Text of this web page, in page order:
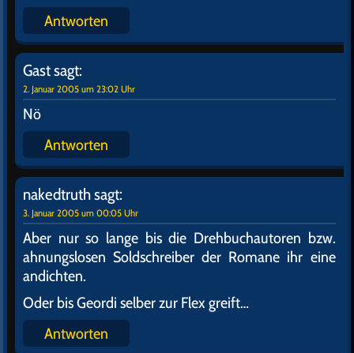
Antworten
Gastsagt:
2. Januar 2005 um 23:02 Uhr
Nö
Antworten
nakedtruthsagt:
3. Januar 2005 um 00:05 Uhr
Aber nur so lange bis die Drehbuchautoren bzw.
ahnungslosen Soldschreiber der Romane ihr eine
andichten.
Oder bis Geordi selber zur Flex greift…
Antworten